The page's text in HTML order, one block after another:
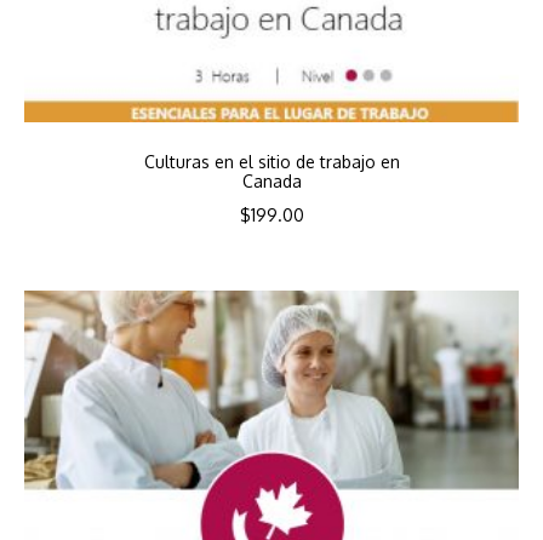
Culturas en el sitio de trabajo en
Canada
$199.00